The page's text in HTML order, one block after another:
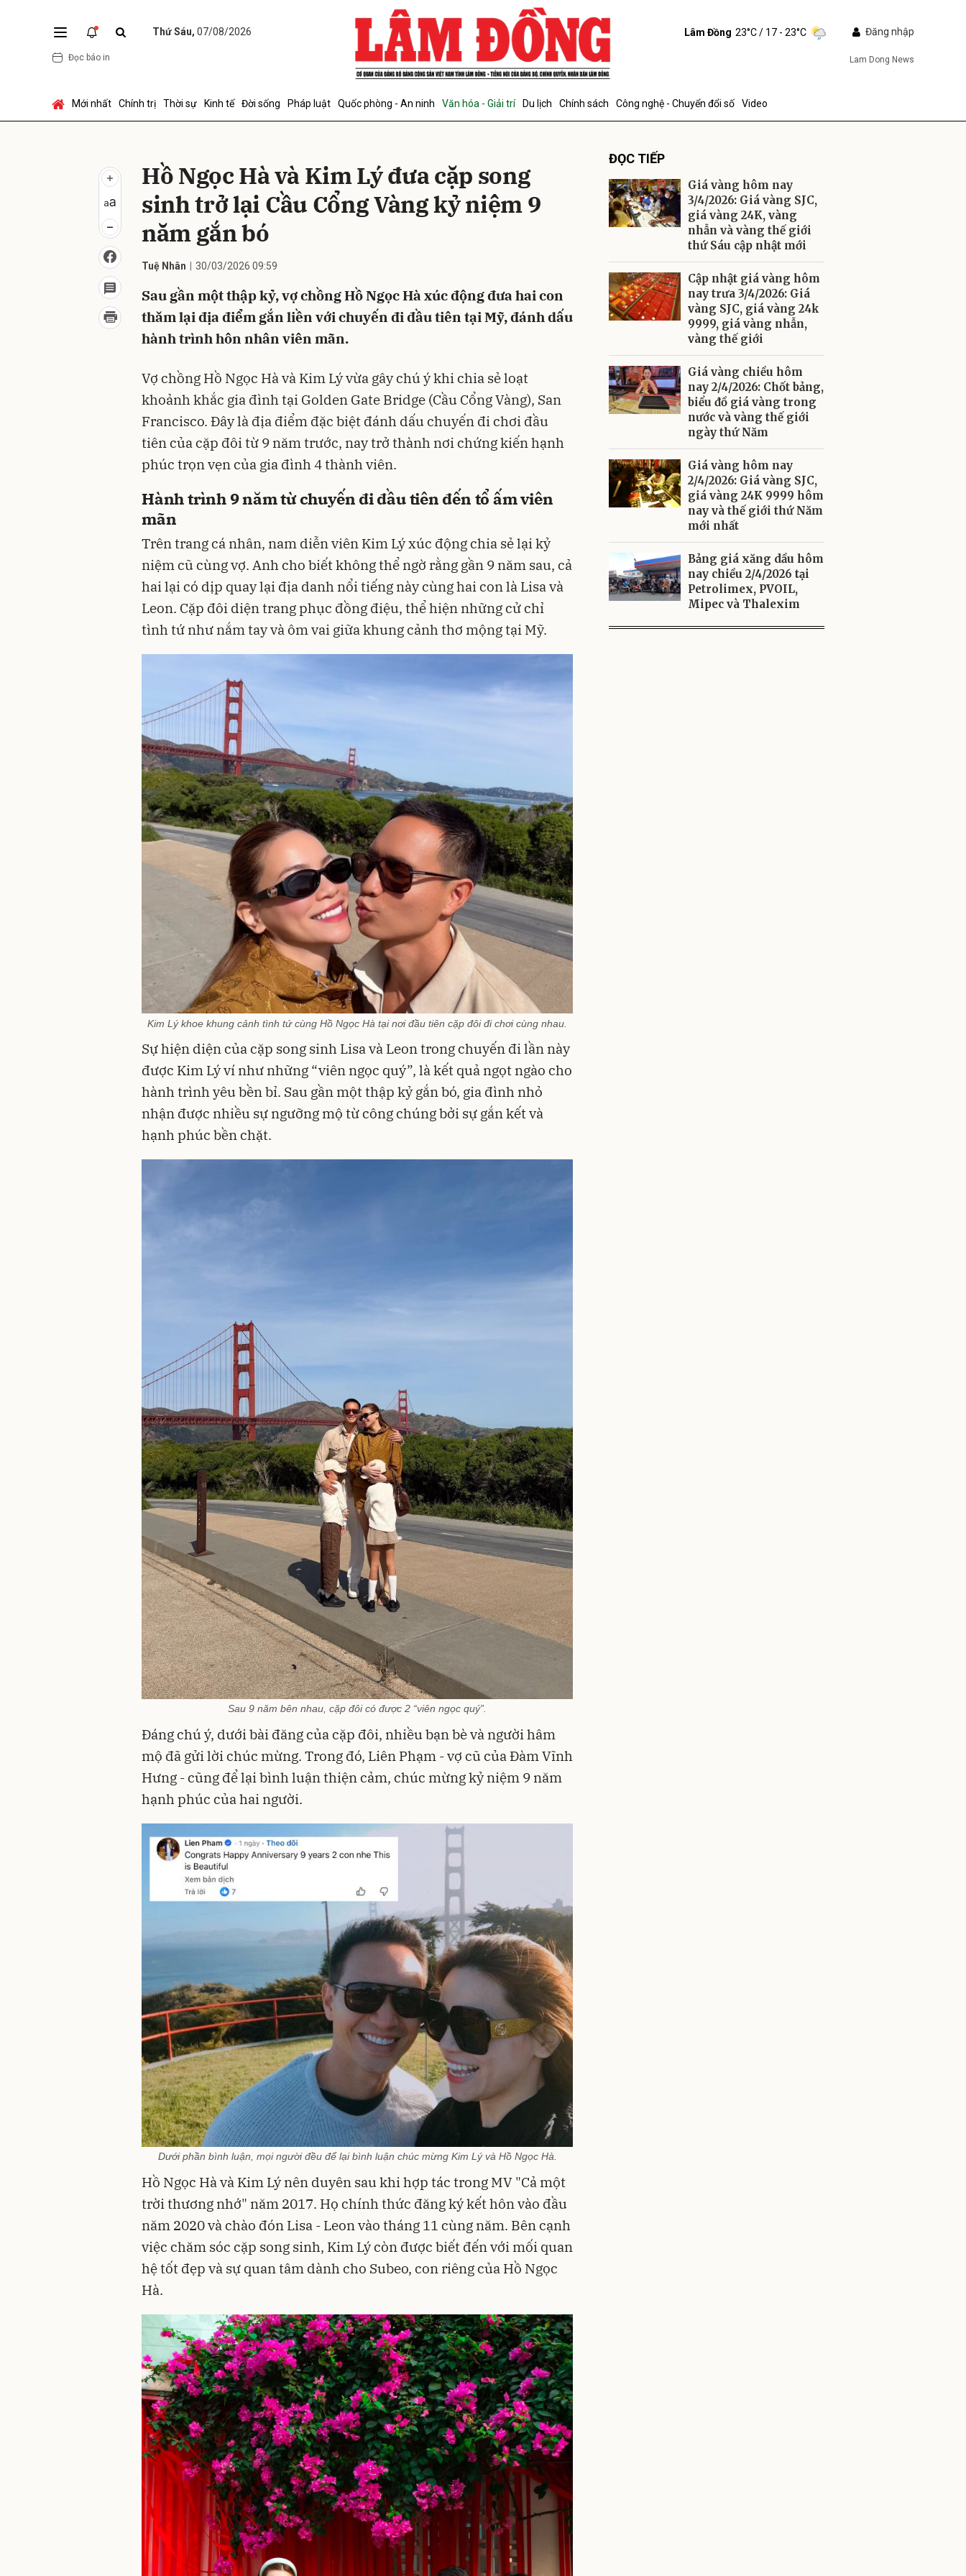
Thứ Sáu, 07/08/2026
Đọc báo in
Lâm Đồng 23°C/ 17 - 23°C Đăng nhập
Lam Dong News
Mới nhất Chính trị Thời sự Kinh tế Đời sống Pháp luật Quốc phòng - An ninh Văn hóa - Giải trí Du lịch Chính sách Công nghệ - Chuyển đổi số Video
Hồ Ngọc Hà và Kim Lý đưa cặp song
sinh trở lại Cầu Cổng Vàng kỷ niệm 9
năm gắn bó
Tuệ Nhân 30/03/2026 09:59
Sau gần một thập kỷ, vợ chồng Hồ Ngọc Hà xúc động đưa hai con
thăm lại địa điểm gắn liền với chuyến đi đầu tiên tại Mỹ, đánh dấu
hành trình hôn nhân viên mãn.
Vợ chồng Hồ Ngọc Hà và Kim Lý vừa gây chú ý khi chia sẻ loạt
khoảnh khắc gia đình tại Golden Gate Bridge (Cầu Cổng Vàng), San
Francisco. Đây là địa điểm đặc biệt đánh dấu chuyến đi chơi đầu
tiên của cặp đôi từ 9 năm trước, nay trở thành nơi chứng kiến hạnh
phúc trọn vẹn của gia đình 4 thành viên.
Hành trình 9 năm từ chuyến đi đầu tiên đến tổ ấm viên
mãn
Trên trang cá nhân, nam diễn viên Kim Lý xúc động chia sẻ lại kỷ
niệm cũ cùng vợ. Anh cho biết không thể ngờ rằng gần 9 năm sau, cả
hai lại có dịp quay lại địa danh nổi tiếng này cùng hai con là Lisa và
Leon. Cặp đôi diện trang phục đồng điệu, thể hiện những cử chỉ
tình tứ như nắm tay và ôm vai giữa khung cảnh thơ mộng tại Mỹ.
Kim Lý khoe khung cảnh tình tứ cùng Hồ Ngọc Hà tại nơi đầu tiên cặp đôi đi chơi cùng nhau.
Sự hiện diện của cặp song sinh Lisa và Leon trong chuyến đi lần này
được Kim Lý ví như những “viên ngọc quý”, là kết quả ngọt ngào cho
hành trình yêu bền bỉ. Sau gần một thập kỷ gắn bó, gia đình nhỏ
nhận được nhiều sự ngưỡng mộ từ công chúng bởi sự gắn kết và
hạnh phúc bền chặt.
Sau 9 năm bên nhau, cặp đôi có được 2 “viên ngọc quý”.
Đáng chú ý, dưới bài đăng của cặp đôi, nhiều bạn bè và người hâm
mộ đã gửi lời chúc mừng. Trong đó, Liên Phạm - vợ cũ của Đàm Vĩnh
Hưng - cũng để lại bình luận thiện cảm, chúc mừng kỷ niệm 9 năm
hạnh phúc của hai người.
Dưới phần bình luận, mọi người đều để lại bình luận chúc mừng Kim Lý và Hồ Ngọc Hà.
Hồ Ngọc Hà và Kim Lý nên duyên sau khi hợp tác trong MV "Cả một
trời thương nhớ" năm 2017. Họ chính thức đăng ký kết hôn vào đầu
năm 2020 và chào đón Lisa - Leon vào tháng 11 cùng năm. Bên cạnh
việc chăm sóc cặp song sinh, Kim Lý còn được biết đến với mối quan
hệ tốt đẹp và sự quan tâm dành cho Subeo, con riêng của Hồ Ngọc
Hà.
ĐỌC TIẾP
Giá vàng hôm nay
3/4/2026: Giá vàng SJC,
giá vàng 24K, vàng
nhẫn và vàng thế giới
thứ Sáu cập nhật mới
Cập nhật giá vàng hôm
nay trưa 3/4/2026: Giá
vàng SJC, giá vàng 24k
9999, giá vàng nhẫn,
vàng thế giới
Giá vàng chiều hôm
nay 2/4/2026: Chốt bảng,
biểu đồ giá vàng trong
nước và vàng thế giới
ngày thứ Năm
Giá vàng hôm nay
2/4/2026: Giá vàng SJC,
giá vàng 24K 9999 hôm
nay và thế giới thứ Năm
mới nhất
Bảng giá xăng dầu hôm
nay chiều 2/4/2026 tại
Petrolimex, PVOIL,
Mipec và Thalexim
Gửi bình luận